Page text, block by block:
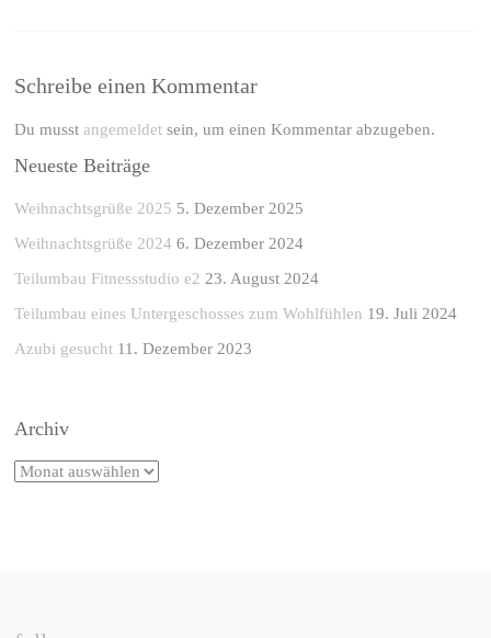
Schreibe einen Kommentar
Du musstangemeldet sein, um einen Kommentar abzugeben.
Neueste Beiträge
Weihnachtsgrüße 2025 5. Dezember 2025
Weihnachtsgrüße 2024 6. Dezember 2024
Teilumbau Fitnessstudio e2 23. August 2024
Teilumbau eines Untergeschosses zum Wohlfühlen 19. Juli 2024
Azubi gesucht 11. Dezember 2023
Archiv